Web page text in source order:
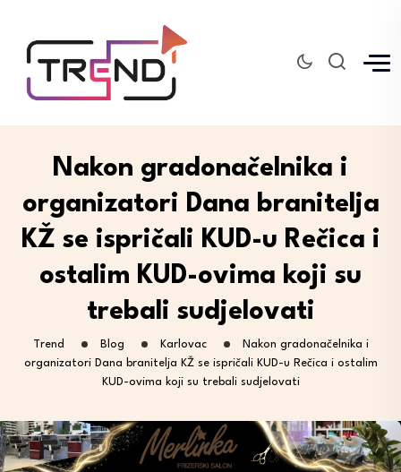
Nakon gradonačelnika i
organizatori Dana branitelja
KŽ se ispričali KUD-u Rečica i
ostalim KUD-ovima koji su
trebali sudjelovati
Trend Blog Karlovac
Nakon gradonačelnika i
organizatori Dana branitelja KŽ se ispričali KUD-u Rečica i ostalim
KUD-ovima koji su trebali sudjelovati